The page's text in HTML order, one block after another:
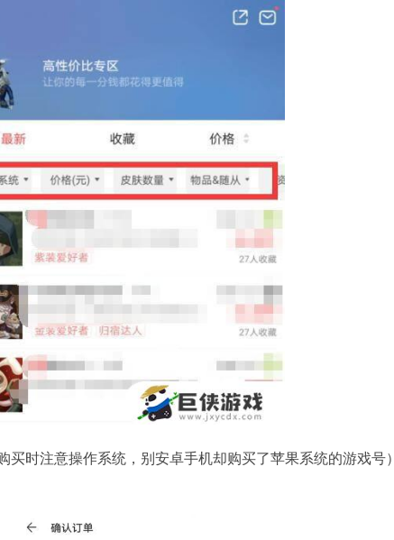
买时注意操作系统，别安卓手机却购买了苹果系统的游戏号）